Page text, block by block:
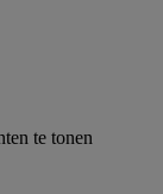
te tonen